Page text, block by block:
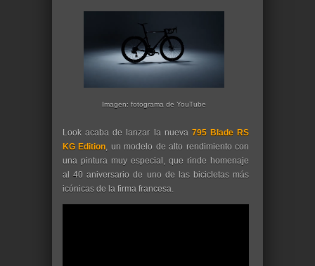
Imagen: fotograma de YouTube
Look acaba de lanzar la nueva 795 Blade RS
KG Edition, un modelo de alto rendimiento con
una pintura muy especial, que rinde homenaje
al 40 aniversario de uno de las bicicletas más
icónicas de la firma francesa.